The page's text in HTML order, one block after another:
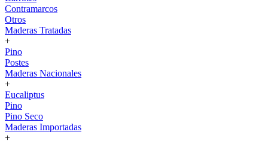
Contramarcos
Otros
Maderas Tratadas
+
Pino
Postes
Maderas Nacionales
+
Eucaliptus
Pino
Pino Seco
Maderas Importadas
+